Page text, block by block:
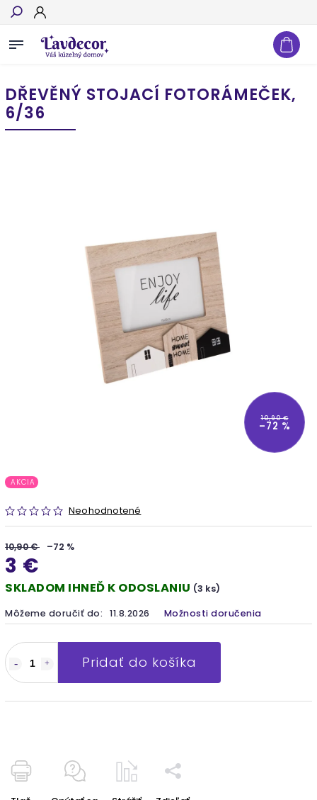
Hľadať
DŘEVĚNÝ STOJACÍ FOTORÁMEČEK,
6/36
10,90 €
–72 %
AKCIA
Neohodnotené
10,90 € –72 %
3 €
SKLADOM IHNEĎ K ODOSLANIU (3 ks)
Môžeme doručiť do: 11.8.2026 Možnosti doručenia
Pridať do košíka